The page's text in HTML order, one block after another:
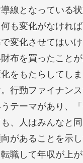
線となっている
も変化がなけれ
変化させてはい
布を買ったこと
をもたらしてし
行動ファイナン
テーマがあり、
、人はみんなと
があることを示し
職して年収が上が